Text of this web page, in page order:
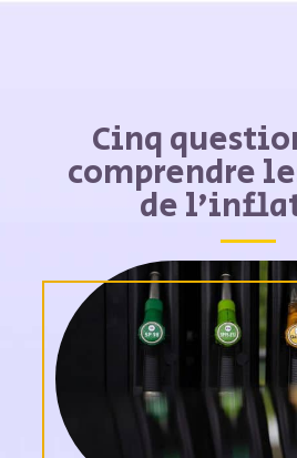
Cinq
comprendre
de